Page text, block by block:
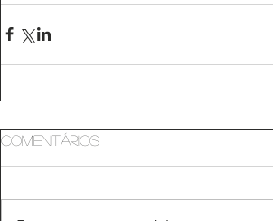
Comentários